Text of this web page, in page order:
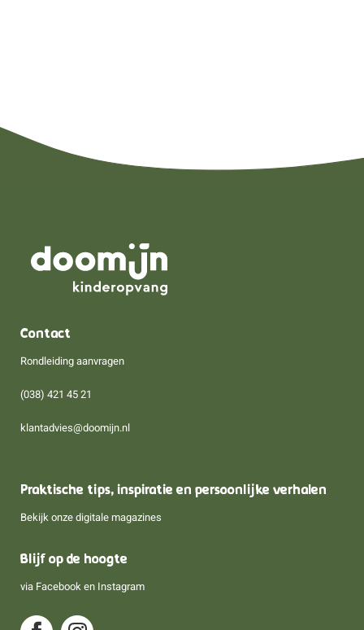
Contact
Rondleiding aanvragen
(038) 421 45 21
klantadvies@doomijn.nl
Praktische tips, inspiratie en persoonlijke verhalen
Bekijk onze digitale magazines
Blijf op de hoogte
via Facebook en Instagram